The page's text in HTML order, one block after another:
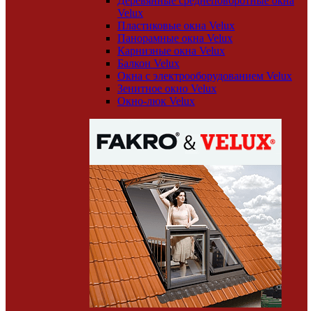
Velux
Пластиковые окна Velux
Панорамные окна Velux
Карнизные окна Velux
Балкон Velux
Окна с электрооборудованием Velux
Зенитное окно Velux
Окно-люк Velux